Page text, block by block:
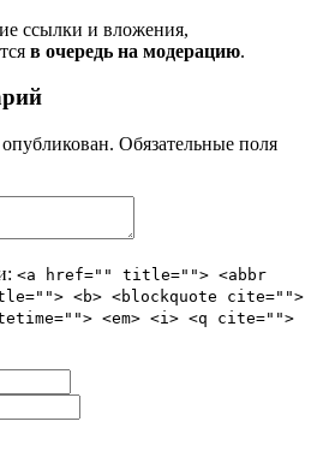
ссылки и вложения,
в очередь на модерацию.
Обязательные поля
<a href="" title=""> <abbr
<b> <blockquote cite="">
<em> <i> <q cite="">